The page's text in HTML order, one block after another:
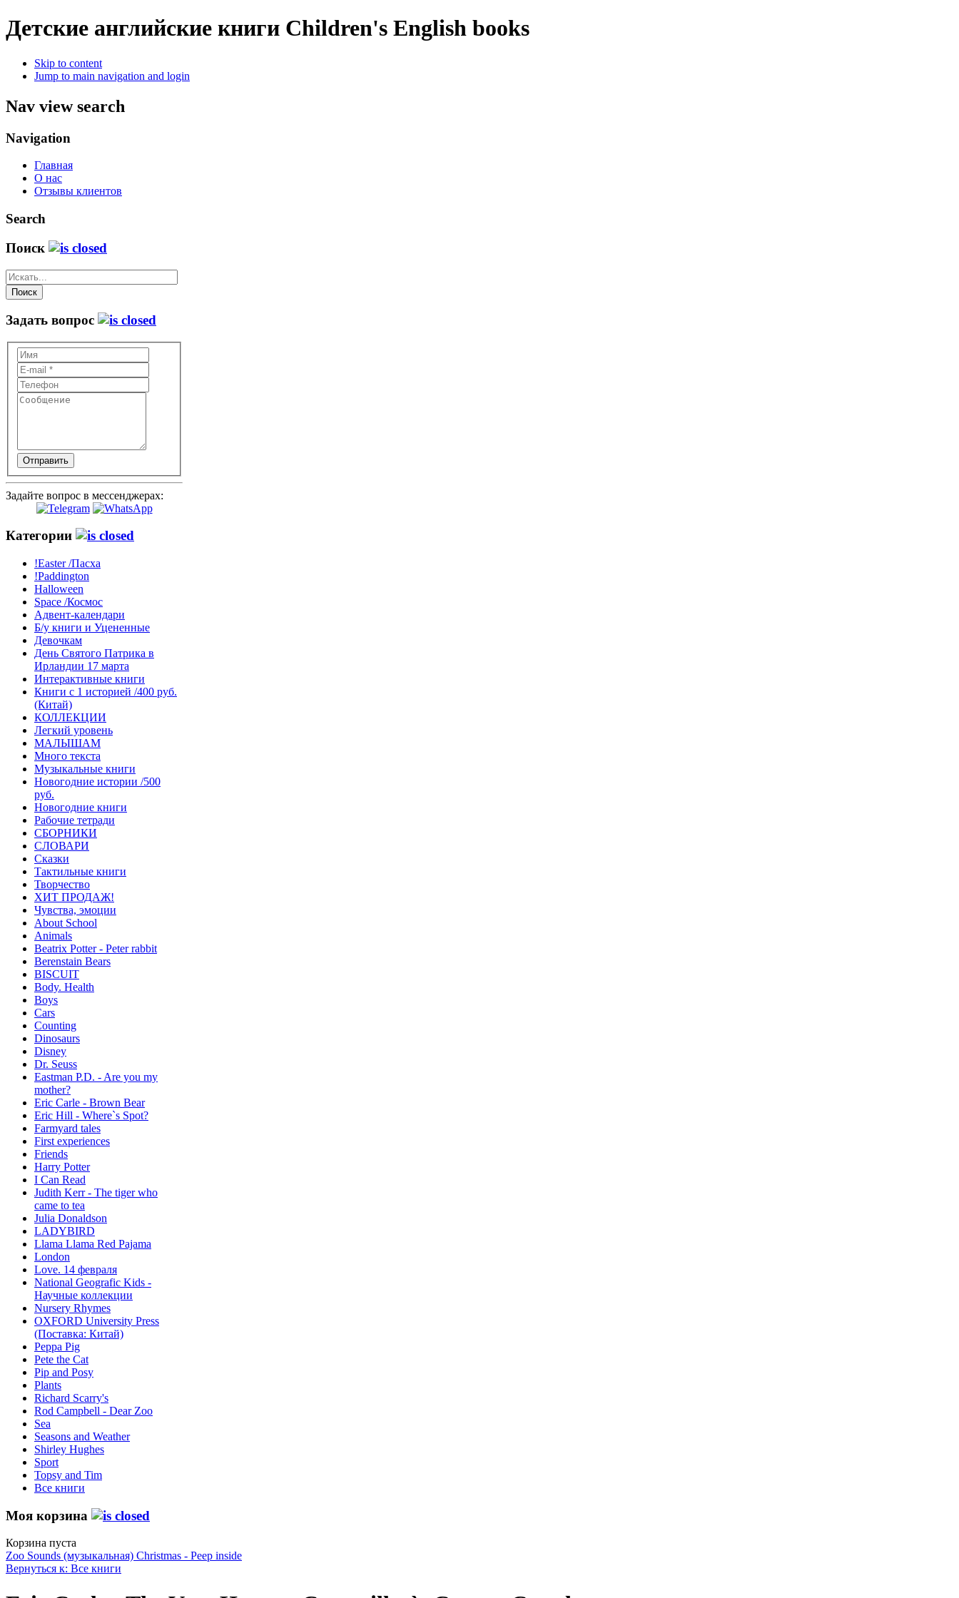
Детские английские книги Children's English books
Skip to content
Jump to main navigation and login
Nav view search
Navigation
Главная
О нас
Отзывы клиентов
Search
Поиск
Задать вопрос
Отправить
Задайте вопрос в мессенджерах:
Категории
!Easter /Пасха
!Paddington
Halloween
Space /Космос
Адвент-календари
Б/у книги и Уцененные
Девочкам
День Святого Патрика в
Ирландии 17 марта
Интерактивные книги
Книги с 1 историей /400 руб.
(Китай)
КОЛЛЕКЦИИ
Легкий уровень
МАЛЫШАМ
Много текста
Музыкальные книги
Новогодние истории /500
руб.
Новогодние книги
Рабочие тетради
СБОРНИКИ
СЛОВАРИ
Сказки
Тактильные книги
Творчество
ХИТ ПРОДАЖ!
Чувства, эмоции
About School
Animals
Beatrix Potter - Peter rabbit
Berenstain Bears
BISCUIT
Body. Health
Boys
Cars
Counting
Dinosaurs
Disney
Dr. Seuss
Eastman P.D. - Are you my
mother?
Eric Carle - Brown Bear
Eric Hill - Where`s Spot?
Farmyard tales
First experiences
Friends
Harry Potter
I Can Read
Judith Kerr - The tiger who
came to tea
Julia Donaldson
LADYBIRD
Llama Llama Red Pajama
London
Love. 14 февраля
National Geografic Kids -
Научные коллекции
Nursery Rhymes
OXFORD University Press
(Поставка: Китай)
Peppa Pig
Pete the Сat
Pip and Posy
Plants
Richard Scarry's
Rod Campbell - Dear Zoo
Sea
Seasons and Weather
Shirley Hughes
Sport
Topsy and Tim
Все книги
Моя корзина
Корзина пуста
Zoo Sounds (музыкальная) Christmas - Peep inside
Вернуться к: Все книги